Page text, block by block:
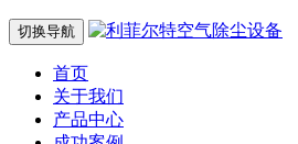
切换导航
首页
关于我们
产品中心